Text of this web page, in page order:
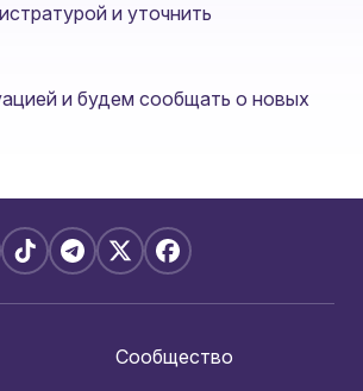
и уточнить
и будем сообщать о новых
Сообщество